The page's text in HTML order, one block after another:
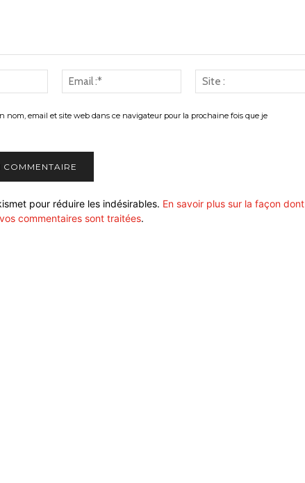
:*
Email
:*
nom, email et site web dans ce navigateur pour la prochaine fois que je
pour réduire les indésirables. En savoir plus sur la façon dont
commentaires sont traitées.